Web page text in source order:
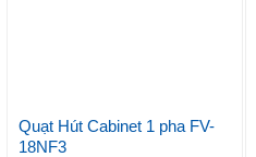
Quạt Hút Cabinet 1 pha FV-
18NF3